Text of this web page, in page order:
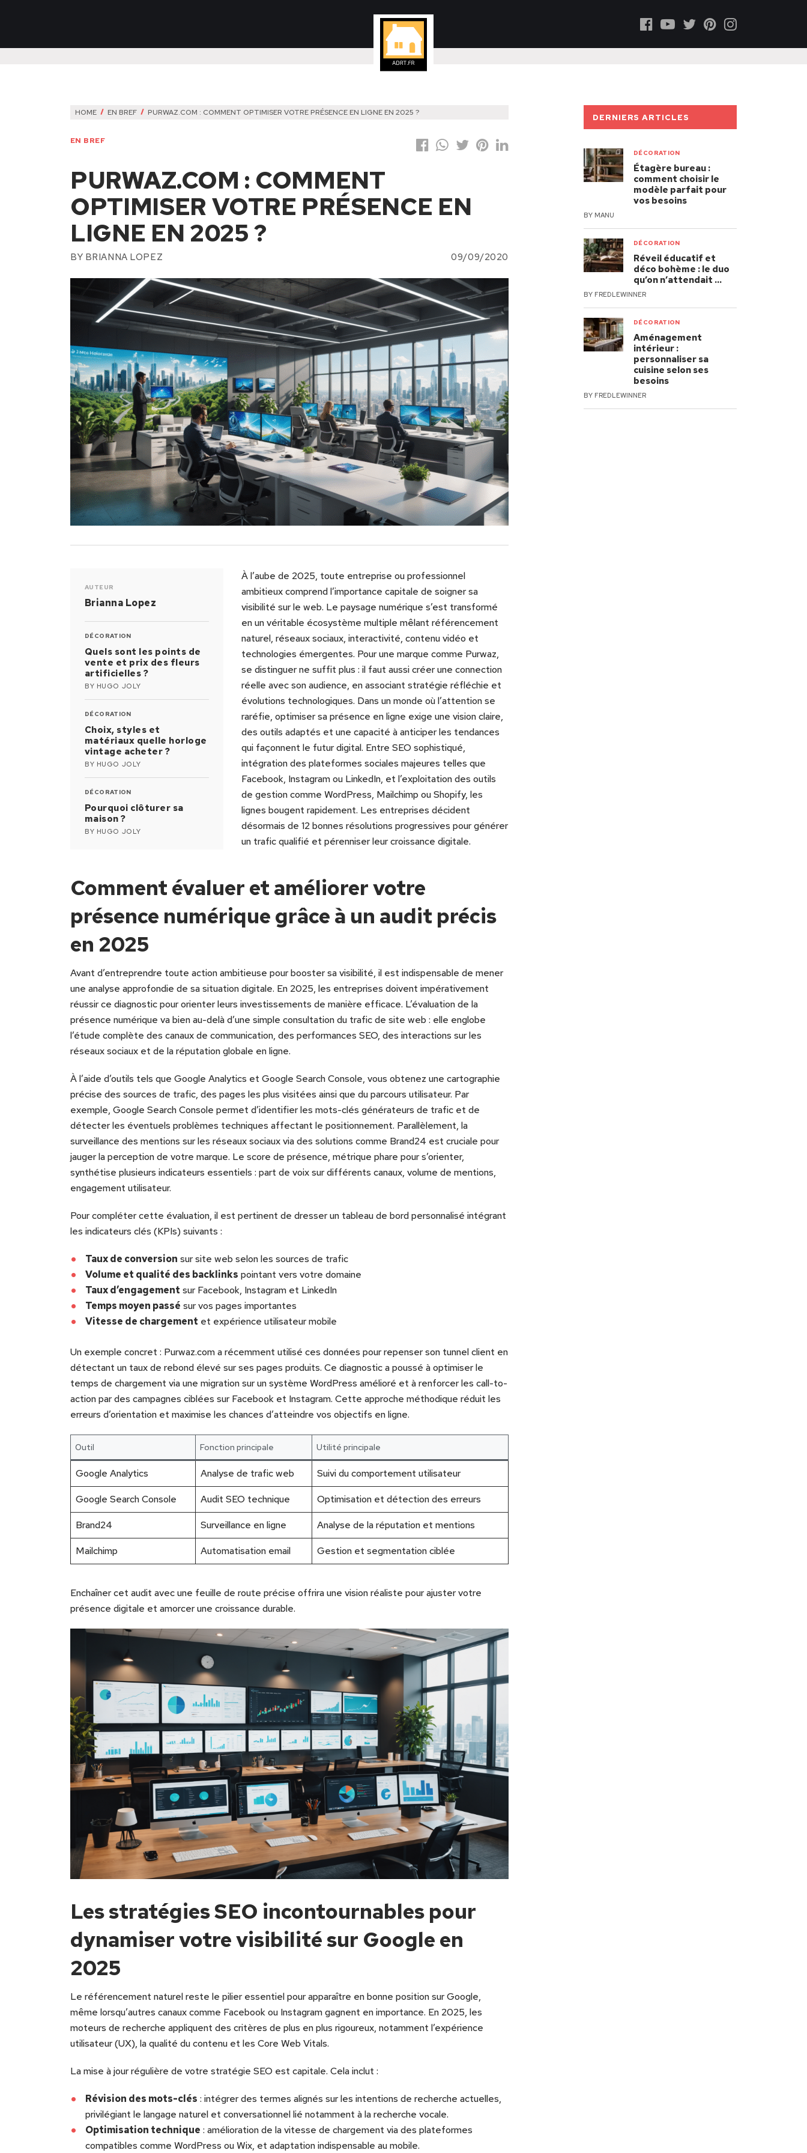
HOME EN BREF PURWAZ.COM : COMMENT OPTIMISER VOTRE PRÉSENCE EN LIGNE EN 2025 ?
EN BREF
PURWAZ.COM : COMMENT
OPTIMISER VOTRE PRÉSENCE EN
LIGNE EN 2025 ?
BY BRIANNA LOPEZ 09/09/2020
AUTEUR
Brianna Lopez
DÉCORATION
Quels sont les points de
vente et prix des fleurs
artificielles ?
BY HUGO JOLY
DÉCORATION
Choix, styles et
matériaux quelle horloge
vintage acheter ?
BY HUGO JOLY
DÉCORATION
Pourquoi clôturer sa
maison ?
BY HUGO JOLY
À l’aube de 2025, toute entreprise ou professionnel
ambitieux comprend l’importance capitale de soigner sa
visibilité sur le web. Le paysage numérique s’est transformé
en un véritable écosystème multiple mêlant référencement
naturel, réseaux sociaux, interactivité, contenu vidéo et
technologies émergentes. Pour une marque comme Purwaz,
se distinguer ne suffit plus : il faut aussi créer une connection
réelle avec son audience, en associant stratégie réfléchie et
évolutions technologiques. Dans un monde où l’attention se
raréfie, optimiser sa présence en ligne exige une vision claire,
des outils adaptés et une capacité à anticiper les tendances
qui façonnent le futur digital. Entre SEO sophistiqué,
intégration des plateformes sociales majeures telles que
Facebook, Instagram ou LinkedIn, et l’exploitation des outils
de gestion comme WordPress, Mailchimp ou Shopify, les
lignes bougent rapidement. Les entreprises décident
désormais de 12 bonnes résolutions progressives pour générer
un trafic qualifié et pérenniser leur croissance digitale.
Comment évaluer et améliorer votre
présence numérique grâce à un audit précis
en 2025
Avant d’entreprendre toute action ambitieuse pour booster sa visibilité, il est indispensable de mener
une analyse approfondie de sa situation digitale. En 2025, les entreprises doivent impérativement
réussir ce diagnostic pour orienter leurs investissements de manière efficace. L’évaluation de la
présence numérique va bien au-delà d’une simple consultation du trafic de site web : elle englobe
l’étude complète des canaux de communication, des performances SEO, des interactions sur les
réseaux sociaux et de la réputation globale en ligne.
À l’aide d’outils tels que Google Analytics et Google Search Console, vous obtenez une cartographie
précise des sources de trafic, des pages les plus visitées ainsi que du parcours utilisateur. Par
exemple, Google Search Console permet d’identifier les mots-clés générateurs de trafic et de
détecter les éventuels problèmes techniques affectant le positionnement. Parallèlement, la
surveillance des mentions sur les réseaux sociaux via des solutions comme Brand24 est cruciale pour
jauger la perception de votre marque. Le score de présence, métrique phare pour s’orienter,
synthétise plusieurs indicateurs essentiels : part de voix sur différents canaux, volume de mentions,
engagement utilisateur.
Pour compléter cette évaluation, il est pertinent de dresser un tableau de bord personnalisé intégrant
les indicateurs clés (KPIs) suivants :
Taux de conversion sur site web selon les sources de trafic
Volume et qualité des backlinks pointant vers votre domaine
Taux d’engagement sur Facebook, Instagram et LinkedIn
Temps moyen passé sur vos pages importantes
Vitesse de chargement et expérience utilisateur mobile
Un exemple concret : Purwaz.com a récemment utilisé ces données pour repenser son tunnel client en
détectant un taux de rebond élevé sur ses pages produits. Ce diagnostic a poussé à optimiser le
temps de chargement via une migration sur un système WordPress amélioré et à renforcer les call-to-
action par des campagnes ciblées sur Facebook et Instagram. Cette approche méthodique réduit les
erreurs d’orientation et maximise les chances d’atteindre vos objectifs en ligne.
Outil Fonction principale Utilité principale
Google Analytics Analyse de trafic web Suivi du comportement utilisateur
Google Search Console Audit SEO technique Optimisation et détection des erreurs
Brand24 Surveillance en ligne Analyse de la réputation et mentions
Mailchimp Automatisation email Gestion et segmentation ciblée
Enchaîner cet audit avec une feuille de route précise offrira une vision réaliste pour ajuster votre
présence digitale et amorcer une croissance durable.
Les stratégies SEO incontournables pour
dynamiser votre visibilité sur Google en
2025
Le référencement naturel reste le pilier essentiel pour apparaître en bonne position sur Google,
même lorsqu’autres canaux comme Facebook ou Instagram gagnent en importance. En 2025, les
moteurs de recherche appliquent des critères de plus en plus rigoureux, notamment l’expérience
utilisateur (UX), la qualité du contenu et les Core Web Vitals.
La mise à jour régulière de votre stratégie SEO est capitale. Cela inclut :
Révision des mots-clés : intégrer des termes alignés sur les intentions de recherche actuelles,
privilégiant le langage naturel et conversationnel lié notamment à la recherche vocale.
Optimisation technique : amélioration de la vitesse de chargement via des plateformes
compatibles comme WordPress ou Wix, et adaptation indispensable au mobile.
DERNIERS ARTICLES
DÉCORATION
Étagère bureau :
comment choisir le
modèle parfait pour
vos besoins
BY MANU
DÉCORATION
Réveil éducatif et
déco bohème : le duo
qu’on n’attendait …
BY FREDLEWINNER
DÉCORATION
Aménagement
intérieur :
personnaliser sa
cuisine selon ses
besoins
BY FREDLEWINNER